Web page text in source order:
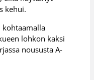
kehui.
kohtaamalla
lohkon kaksi
noususta A-